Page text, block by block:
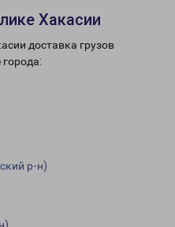
Хакасии
доставка грузов
р-н)